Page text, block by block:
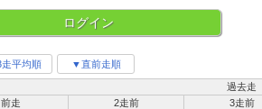
ログイン
平均順 ▼直前走順
過去走
前走
2走前 3走前